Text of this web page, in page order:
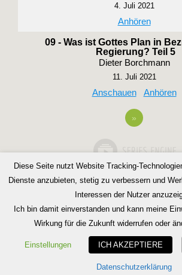
4. Juli 2021
Anhören
09 - Was ist Gottes Plan in
Regierung? Teil 5
Dieter Borchmann
11. Juli 2021
Anschauen Anhören
»
Copyright © 2026
Diese Seite nutzt Website Tracking-
Dienste anzubieten, stetig zu verbessern und
Interessen der Nutzer
Ich bin damit einverstanden und kann meine
Wirkung für die Zukunft widerrufen oder
Einstellungen ICH AKZEPTIERE
Datenschutzerklärung